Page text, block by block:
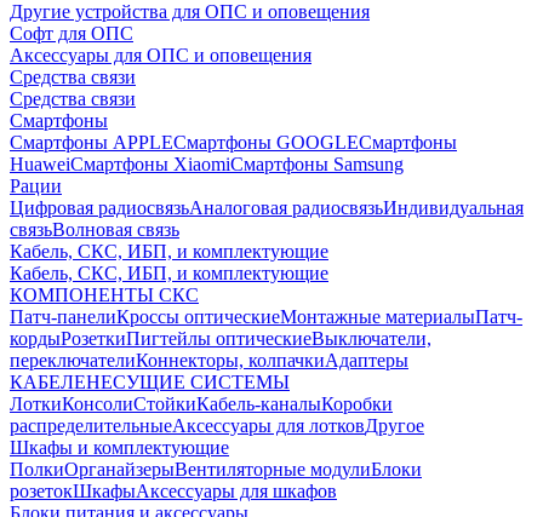
Другие устройства для ОПС и оповещения
Софт для ОПС
Аксессуары для ОПС и оповещения
Средства связи
Средства связи
Смартфоны
Смартфоны APPLEСмартфоны GOOGLEСмартфоны
HuaweiСмартфоны XiaomiСмартфоны Samsung
Рации
Цифровая радиосвязьАналоговая радиосвязьИндивидуальная
связьВолновая связь
Кабель, СКС, ИБП, и комплектующие
Кабель, СКС, ИБП, и комплектующие
КОМПОНЕНТЫ СКС
Патч-панелиКроссы оптическиеМонтажные материалыПатч-
кордыРозеткиПигтейлы оптическиеВыключатели,
переключателиКоннекторы, колпачкиАдаптеры
КАБЕЛЕНЕСУЩИЕ СИСТЕМЫ
ЛоткиКонсолиСтойкиКабель-каналыКоробки
распределительныеАксессуары для лотковДругое
Шкафы и комплектующие
ПолкиОрганайзерыВентиляторные модулиБлоки
розетокШкафыАксессуары для шкафов
Блоки питания и аксессуары